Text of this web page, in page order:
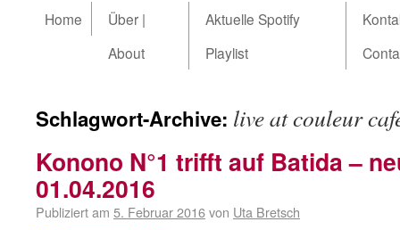
Home
Über |
About
Aktuelle Spotify
Playlist
Schlagwort-Archive: live at couleur
Konono N°1 trifft auf Batida –
01.04.2016
Publiziert am 5. Februar 2016von Uta Bretsch